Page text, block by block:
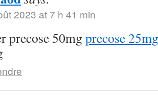
2023 at 7 h 41 min
precose 50mg precose